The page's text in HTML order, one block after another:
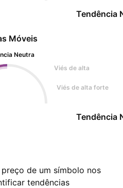
Tendência
Móveis
Neutra
Viés de alta
Viés de alta forte
Tendência
de um símbolo nos
tendências